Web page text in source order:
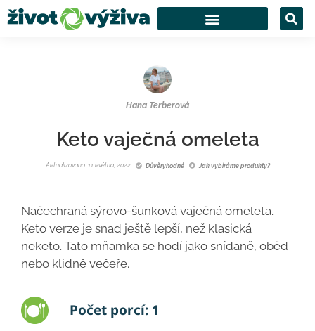
Hana Terberová
Keto vaječná omeleta
Aktualizováno: 11 května, 2022 Důvěryhodné Jak vybíráme produkty?
Načechraná sýrovo-šunková vaječná omeleta.
Keto verze je snad ještě lepší, než klasická
neketo. Tato mňamka se hodí jako snídaně, oběd
nebo klidně večeře.
Počet porcí: 1